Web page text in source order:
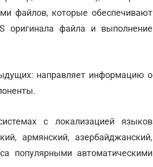
файлов, которые обеспечивают
оригинала файла и выполнение
направляет информацию о
с локализацией языков
армянский, азербайджанский,
популярными автоматическими